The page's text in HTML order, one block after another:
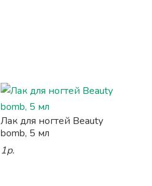
Лак для ногтей Beauty
bomb, 5 мл
1р.